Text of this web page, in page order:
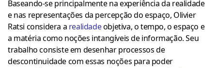
Baseando-se principalmente na experiência da realidade
e nas representações da percepção do espaço, Olivier
Ratsi considera a realidadeobjetiva, o tempo, o espaço e
a matéria como noções intangíveis de informação. Seu
trabalho consiste em desenhar processos de
descontinuidade com essas noções para poder